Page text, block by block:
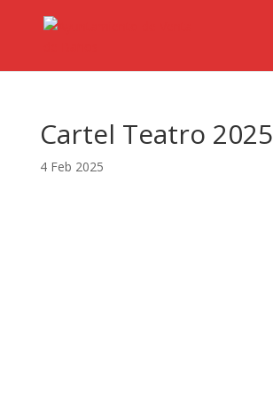
Cartel Teatro 2025
4 Feb 2025